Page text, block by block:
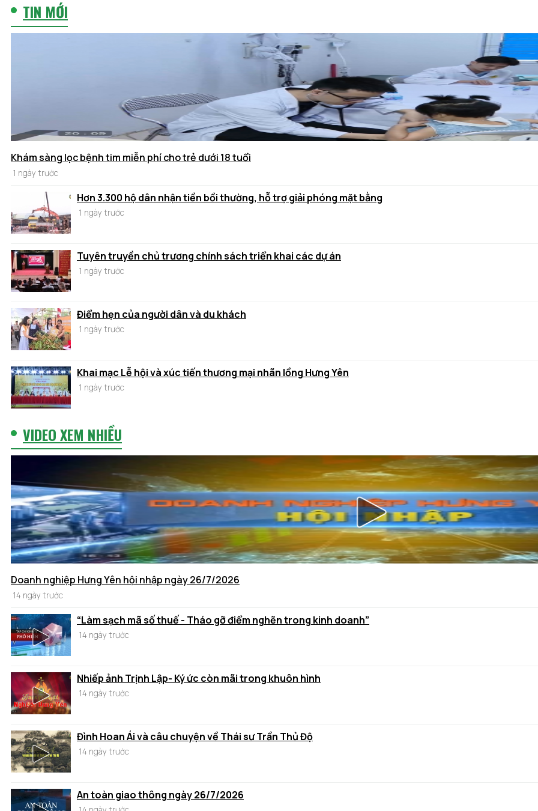
TIN MỚI
Khám sàng lọc bệnh tim miễn phí cho trẻ dưới 18 tuổi
1 ngày trước
Hơn 3.300 hộ dân nhận tiền bồi thường, hỗ trợ giải phóng mặt bằng
1 ngày trước
Tuyên truyền chủ trương chính sách triển khai các dự án
1 ngày trước
Điểm hẹn của người dân và du khách
1 ngày trước
Khai mạc Lễ hội và xúc tiến thương mại nhãn lồng Hưng Yên
1 ngày trước
VIDEO XEM NHIỀU
Doanh nghiệp Hưng Yên hội nhập ngày 26/7/2026
14 ngày trước
“Làm sạch mã số thuế - Tháo gỡ điểm nghẽn trong kinh doanh”
14 ngày trước
Nhiếp ảnh Trịnh Lập- Ký ức còn mãi trong khuôn hình
14 ngày trước
Đình Hoan Ái và câu chuyện về Thái sư Trần Thủ Độ
14 ngày trước
An toàn giao thông ngày 26/7/2026